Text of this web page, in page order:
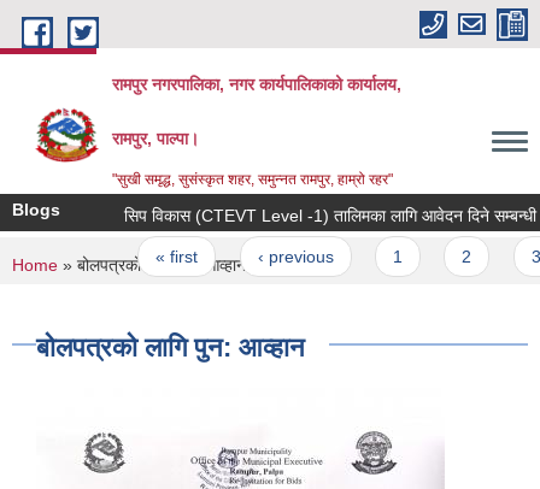
Skip to main content
रामपुर नगरपालिका, नगर कार्यपालिकाको कार्यालय,
रामपुर, पाल्पा।
"सुखी समृद्ध, सुसंस्कृत शहर, समुन्नत रामपुर, हाम्रो रहर"
Blogs सिप विकास (CTEVT Level -1) तालिमका लागि आवेदन दिने सम्बन्धी
Pages
« first ‹ previous
You are here
Home » बोलपत्रको लागि पुन: आव्हान
बोलपत्रको लागि पुन: आव्हान